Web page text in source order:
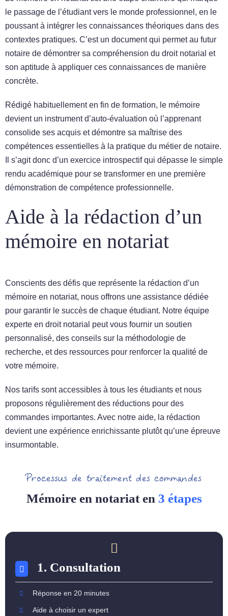
le passage de l’étudiant vers le monde professionnel, en le
poussant à intégrer les connaissances théoriques dans des
contextes pratiques. C’est un document qui permet au futur
notaire de démontrer sa compréhension du droit notarial et
son aptitude à appliquer ces connaissances de manière
concrète.
Rédigé habituellement en fin de formation, le mémoire
devient un instrument d’auto-évaluation où l’apprenant
consolide ses acquis et démontre sa maîtrise des
compétences essentielles à la pratique du métier de notaire.
Il s’agit donc d’un exercice introspectif qui dépasse le simple
rendu académique pour se transformer en une première
démonstration de compétence professionnelle.
Aide à la rédaction d’un
mémoire en notariat
Conscients des défis que représente la rédaction d’un
mémoire en notariat, nous offrons une assistance dédiée
pour garantir le succès de chaque étudiant. Notre équipe
experte en droit notarial peut vous fournir un soutien
personnalisé, des conseils sur la méthodologie de
recherche, et des ressources pour renforcer la qualité de
votre mémoire.
Nos tarifs sont accessibles à tous les étudiants et nous
proposons régulièrement des réductions pour des
commandes importantes. Avec notre aide, la rédaction
devient une expérience enrichissante plutôt qu’une épreuve
insurmontable.
Processus de traitement des commandes
Mémoire en notariat en 3 étapes
1. Consultation
Réponse en 20 minutes
Aide à choisir un expert